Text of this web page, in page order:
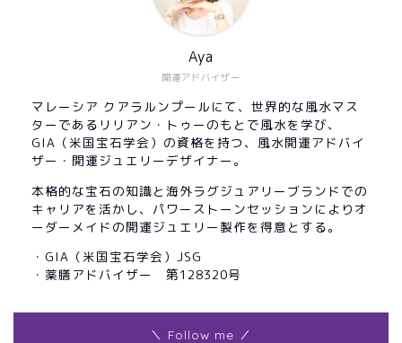
開運アドバイザー
Aya
マレーシア クアラルンプールにて、世界的な風水マス
ターであるリリアン・トゥーのもとで風水を学び、
GIA（米国宝石学会）の資格を持つ、風水開運アドバイ
ザー・開運ジュエリーデザイナー。
本格的な宝石の知識と海外ラグジュアリーブランドでの
キャリアを活かし、パワーストーンセッションによりオ
ーダーメイドの開運ジュエリー製作を得意とする。
・GIA（米国宝石学会）JSG
・薬膳アドバイザー 第128320号
＼ Follow me ／